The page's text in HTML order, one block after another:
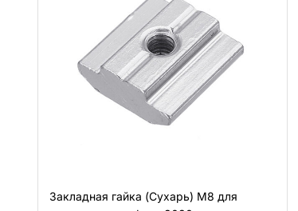
Закладная гайка (Сухарь) М8 для